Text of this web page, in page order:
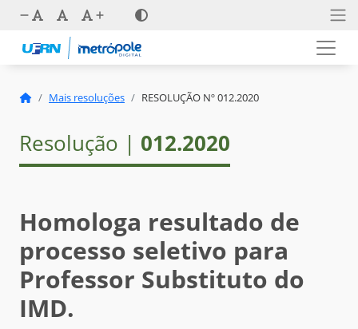
Mais resoluções RESOLUÇÃO Nº 012.2020
Resolução | 012.2020
Homologa resultado de
processo seletivo para
Professor Substituto do
IMD.